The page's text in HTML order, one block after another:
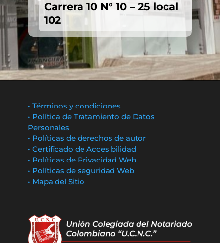
Carrera 10 N° 10 – 25 local
102
• Términos y condiciones
• Política de Tratamiento de Datos
Personales
• Políticas de derechos de autor
• Certificado de Accesibilidad
• Políticas de Privacidad Web
• Políticas de seguridad Web
• Mapa del Sitio